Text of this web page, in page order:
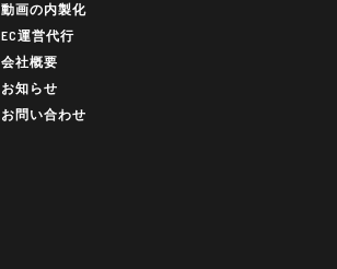
動画の内製化
EC運営代行
会社概要
お知らせ
お問い合わせ